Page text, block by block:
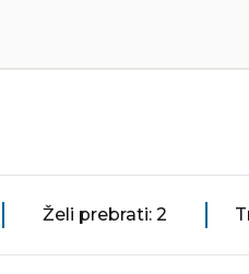
Želi prebrati: 2